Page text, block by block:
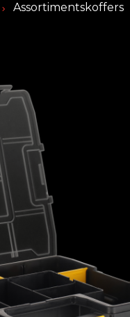
Assortimentskoffers